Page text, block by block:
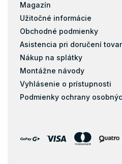
Magazín
Užitočné informácie
Obchodné podmienky
Asistencia pri doručení
Nákup na splátky
Montážne návody
Vyhlásenie o prístupnosti
Podmienky ochrany